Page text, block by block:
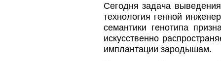
Сегодня задача
технология генной
семантики генотипа
искусственно
имплантации зародышам.